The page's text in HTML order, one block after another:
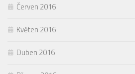
Červen 2016
Květen 2016
Duben 2016